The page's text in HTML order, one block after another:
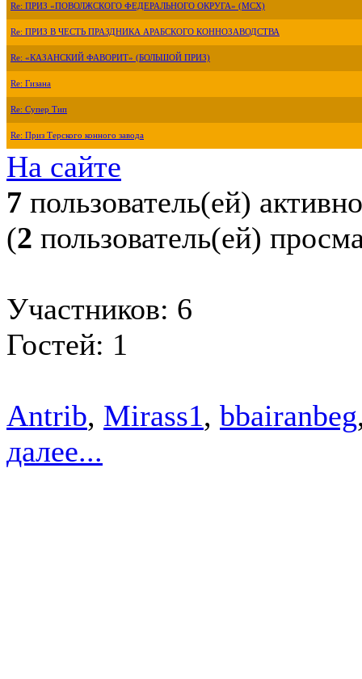
Re: ПРИЗ «ПОВОЛЖСКОГО ФЕДЕРАЛЬНОГО ОКРУГА» (МСХ)
Re: ПРИЗ В ЧЕСТЬ ПРАЗДНИКА АРАБСКОГО КОННОЗАВОДСТВА
Re: «КАЗАНСКИЙ ФАВОРИТ» (БОЛЬШОЙ ПРИЗ)
Re: Гизана
Re: Супер Тип
Re: Приз Терского конного завода
На сайте
7 пользователь(ей) активно
(2 пользователь(ей)
Участников: 6
Гостей: 1
Antrib, Mirass1, bbairanbeg
далее...